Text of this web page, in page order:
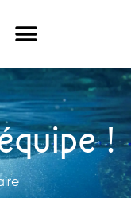
!